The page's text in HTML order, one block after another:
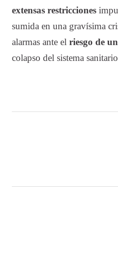
extensas restricciones
sumida en una gravísima
alarmas ante el riesgo de
colapso del sistema